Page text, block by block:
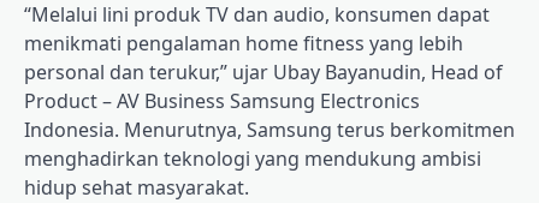
“Melalui lini produk TV dan audio, konsumen dapat
menikmati pengalaman home fitness yang lebih
personal dan terukur,” ujar Ubay Bayanudin, Head of
Product – AV Business Samsung Electronics
Indonesia. Menurutnya, Samsung terus berkomitmen
menghadirkan teknologi yang mendukung ambisi
hidup sehat masyarakat.